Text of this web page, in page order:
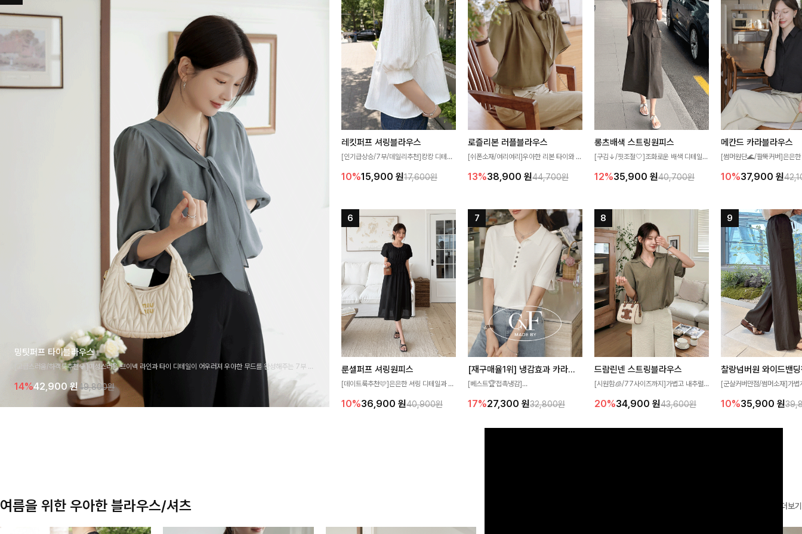
밍팃퍼프 타이블라우스
[고급스러움/하객룩추천💎]여성스러운 브이넥 라인과 타이 디테일이 어우러져 우아한 무드를 완성해주는 7부 블
라우스 🤍 여유로운 7부 소매로 편안하게 착용되며 데일리룩부터 출근룩, 하객룩까지 세련된 스타일링을 연출하
기 좋은 아이템이에요
14%42,900원 49,800원
레킷퍼프 셔링블라우스
[인기급상승/7부/데일리추천]캉캉 디테일
성해주는 블라우스 🤍 가볍게 퍼지는 핏으
10%15,900 원17,600원
로즐리본 러플블라우스
[쉬폰소재/여리여리]우아한 리본 타이와 자
분위기를 더해주는 블라우스 🤎 하늘하늘
좋아요
13%38,900 원44,700원
롱츠배색 스트링원피스
[구김↓/핏조절🤍]조화로운 배색 디테일로
있어 여리여리한 라인을 만들어주고 넉넉한
12%35,900 원40,700원
메칸드 카라블라우스
[썸머원단🌊/팔뚝커버]은은
세련된 무드를 연출해주는 블
10%37,900 원
룬셀퍼프 셔링원피스
[데이트룩추천🩷]은은한 셔링 디테일과 퍼
성해주는 원피스🤍 허리 스모크 밴딩이 슬
10%36,900 원40,900원
[재구매율1위] 냉감효과 카라니트
[베스트🏆접촉냉감]
고 가벼운 소재감으로 여름에도 시원하게
17%27,300 원32,800원
드람린넨 스트링블라우스
[시원함🧊/77사이즈까지]가볍고 내추럴
없는 슬릿 카라 디자인이 얼굴선을 더욱 시
20%34,900 원43,600원
[군살커버만점/썸머소재]가볍
편안하게 착용하실 수 있는
감 있는 착용감을 더해드려요!
10%35,900 원
여름을 위한 우아한 블라우스/셔츠 더보기